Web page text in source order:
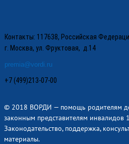
Контакты: 117638, Российская
г. Москва, ул. Фруктовая, д.14
premia@vordi.ru
+7 (499)213-07-00
© 2018 ВОРДИ — помощь родителям
законным представителям
Законодательство, поддержка,
материалы.